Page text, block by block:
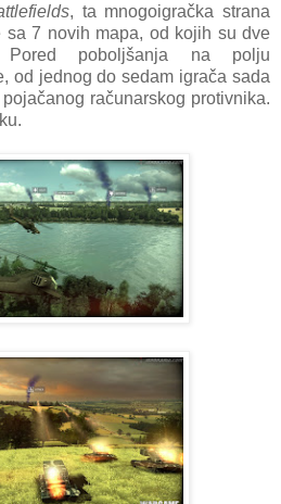
, ta mnogoigračka strana
sa 7 novih mapa, od kojih su dve
Pored poboljšanja na polju
od jednog do sedam igrača sada
računarskog protivnika.